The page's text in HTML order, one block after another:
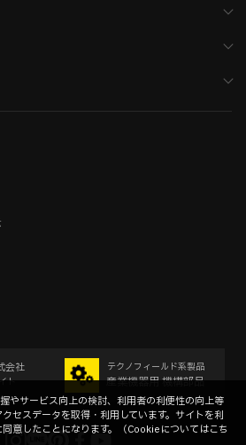
会社
ト
テクノフィールド系製品
産業機器用 機構部品
やサービス向上の検討、利用者の利便性の向上等
セスデータを取得・利用しています。サイトを利
意したことになります。（Cookieについてはこち